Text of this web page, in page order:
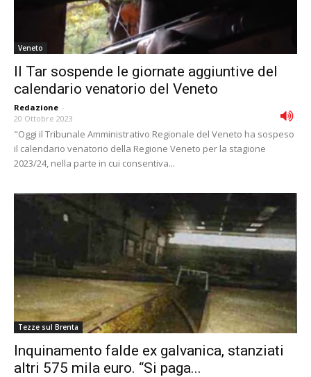
Veneto
Il Tar sospende le giornate aggiuntive del
calendario venatorio del Veneto
Redazione -
20 Ottobre 2023
"Oggi il Tribunale Amministrativo Regionale del Veneto ha sospeso
il calendario venatorio della Regione Veneto per la stagione
2023/24, nella parte in cui consentiva...
Tezze sul Brenta
Inquinamento falde ex galvanica, stanziati
altri 575 mila euro. “Si paga...